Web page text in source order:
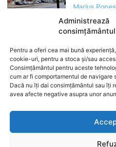
Administrează
consimțământul
Pentru a oferi cea mai bună
cookie-uri, pentru a stoca și/sau
Consimțământul pentru aceste
cum ar fi comportamentul de navigare
Dacă nu îți dai consimțământul sau îți
avea afecte negative asupra unor
Marius